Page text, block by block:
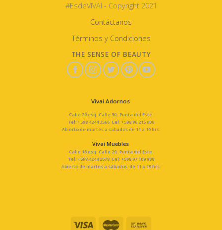
#EsdeVIVAI - Copyright 2021
Contáctanos
Términos y Condiciones
THE SENSE OF BEAUTY
Vivai Adornos
Calle 20 esq. Calle 30, Punta del Este.
Tel: +598 4244 3566 Cel: +598 96 215 000
Abierto de martes a sabados de 11 a 19 hrs.
Vivai Muebles
Calle 18 esq. Calle 29, Punta del Este.
Tel: +598 4244 2678 Cel: +598 97 109 900
Abierto de martes a sábados de 11 a 19 hrs.